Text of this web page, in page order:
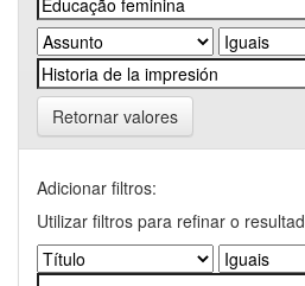
Retornar valores
Adicionar filtros:
Utilizar filtros para refinar o